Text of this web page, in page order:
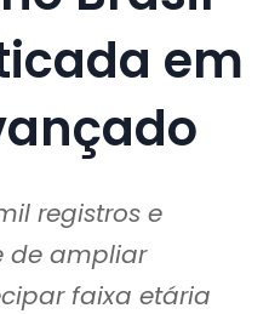
em
registros e
de ampliar
faixa etária